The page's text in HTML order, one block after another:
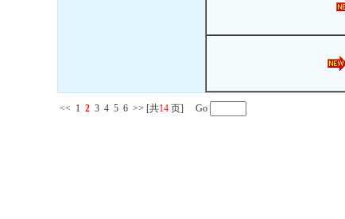
<< 1 2 3 4 5 6 >> [共14 页] Go